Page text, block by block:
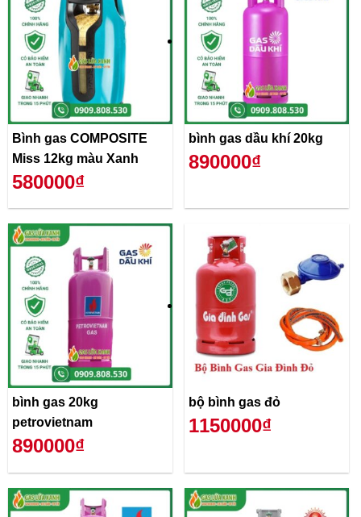
Bình gas COMPOSITE
Miss 12kg màu Xanh
580000₫
bình gas dầu khí 20kg
890000₫
bình gas 20kg
petrovietnam
890000₫
bộ bình gas đỏ
1150000₫